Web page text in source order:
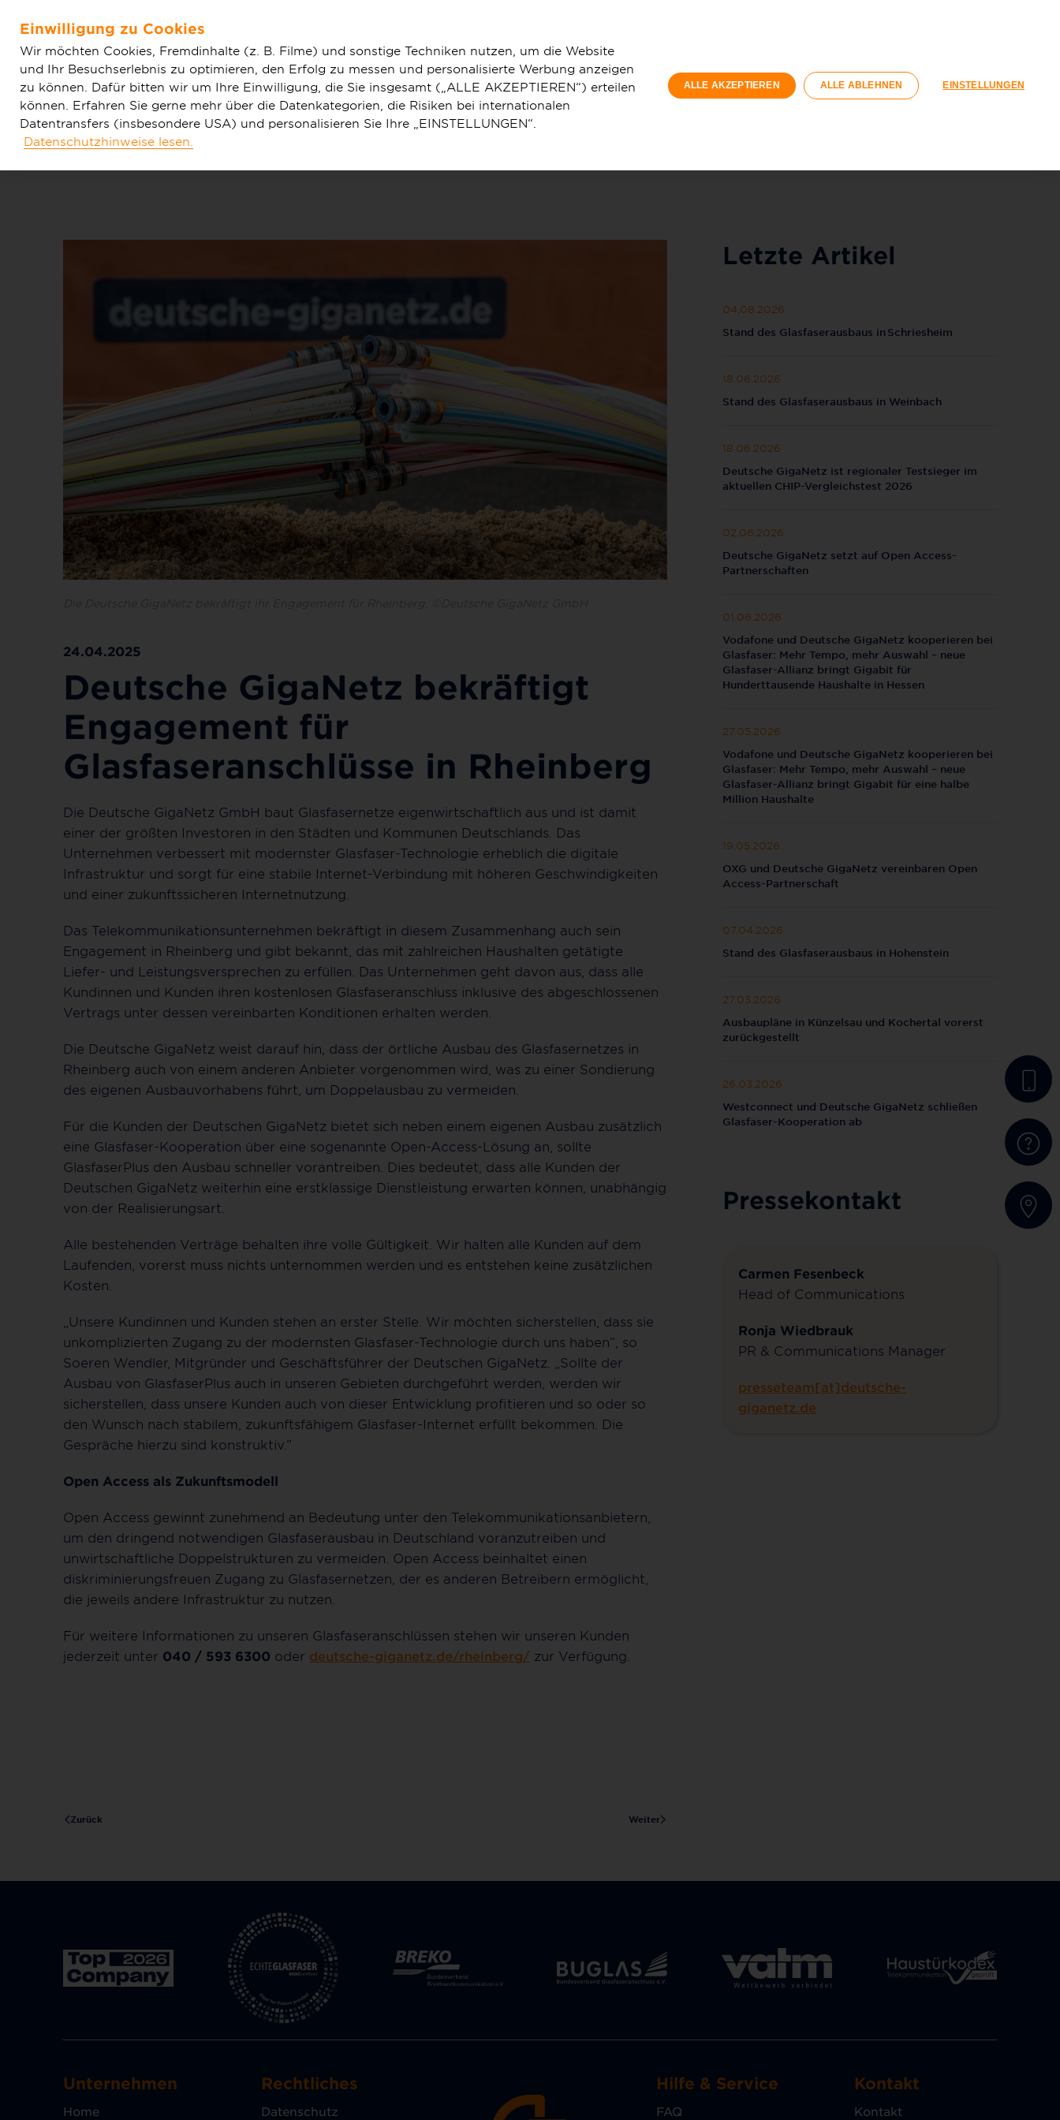
Zum Hauptinhalt springen
Rheinberg
Login
24.04.2025
Deutsche GigaNetz bekräftigt
Engagement für
Glasfaseranschlüsse in Rheinberg
Die Deutsche GigaNetz GmbH baut Glasfasernetze eigenwirtschaftlich aus und ist damit
einer der größten Investoren in den Städten und Kommunen Deutschlands. Das
Unternehmen verbessert mit modernster Glasfaser-Technologie erheblich die digitale
Infrastruktur und sorgt für eine stabile Internet-Verbindung mit höheren Geschwindigkeiten
und einer zukunftssicheren Internetnutzung.
Das Telekommunikationsunternehmen bekräftigt in diesem Zusammenhang auch sein
Engagement in Rheinberg und gibt bekannt, das mit zahlreichen Haushalten getätigte
Liefer- und Leistungsversprechen zu erfüllen. Das Unternehmen geht davon aus, dass alle
Kundinnen und Kunden ihren kostenlosen Glasfaseranschluss inklusive des abgeschlossenen
Vertrags unter dessen vereinbarten Konditionen erhalten werden.
Die Deutsche GigaNetz weist darauf hin, dass der örtliche Ausbau des Glasfasernetzes in
Rheinberg auch von einem anderen Anbieter vorgenommen wird, was zu einer Sondierung
des eigenen Ausbauvorhabens führt, um Doppelausbau zu vermeiden.
Für die Kunden der Deutschen GigaNetz bietet sich neben einem eigenen Ausbau zusätzlich
eine Glasfaser-Kooperation über eine sogenannte Open-Access-Lösung an, sollte
GlasfaserPlus den Ausbau schneller vorantreiben. Dies bedeutet, dass alle Kunden der
Deutschen GigaNetz weiterhin eine erstklassige Dienstleistung erwarten können, unabhängig
von der Realisierungsart.
Alle bestehenden Verträge behalten ihre volle Gültigkeit. Wir halten alle Kunden auf dem
Laufenden, vorerst muss nichts unternommen werden und es entstehen keine zusätzlichen
Kosten.
„Unsere Kundinnen und Kunden stehen an erster Stelle. Wir möchten sicherstellen, dass sie
unkomplizierten Zugang zu der modernsten Glasfaser-Technologie durch uns haben”, so
Soeren Wendler, Mitgründer und Geschäftsführer der Deutschen GigaNetz. „Sollte der
Ausbau von GlasfaserPlus auch in unseren Gebieten durchgeführt werden, werden wir
sicherstellen, dass unsere Kunden auch von dieser Entwicklung profitieren und so oder so
den Wunsch nach stabilem, zukunftsfähigem Glasfaser-Internet erfüllt bekommen. Die
Gespräche hierzu sind konstruktiv.”
Open Access als Zukunftsmodell
Open Access gewinnt zunehmend an Bedeutung unter den Telekommunikationsanbietern,
um den dringend notwendigen Glasfaserausbau in Deutschland voranzutreiben und
unwirtschaftliche Doppelstrukturen zu vermeiden. Open Access beinhaltet einen
diskriminierungsfreuen Zugang zu Glasfasernetzen, der es anderen Betreibern ermöglicht,
die jeweils andere Infrastruktur zu nutzen.
Für weitere Informationen zu unseren Glasfaseranschlüssen stehen wir unseren Kunden
jederzeit unter 040 / 593 6300 oder deutsche-giganetz.de/rheinberg/ zur Verfügung.
Zurück Weiter
Letzte Artikel
04.08.2026
Stand des Glasfaserausbaus in Schriesheim
18.06.2026
Stand des Glasfaserausbaus in Weinbach
18.06.2026
Deutsche GigaNetz ist regionaler Testsieger im
aktuellen CHIP-Vergleichstest 2026
02.06.2026
Deutsche GigaNetz setzt auf Open Access-
Partnerschaften
01.06.2026
Vodafone und Deutsche GigaNetz kooperieren bei
Glasfaser: Mehr Tempo, mehr Auswahl – neue
Glasfaser-Allianz bringt Gigabit für
Hunderttausende Haushalte in Hessen
27.05.2026
Vodafone und Deutsche GigaNetz kooperieren bei
Glasfaser: Mehr Tempo, mehr Auswahl – neue
Glasfaser-Allianz bringt Gigabit für eine halbe
Million Haushalte
19.05.2026
OXG und Deutsche GigaNetz vereinbaren Open
Access-Partnerschaft
07.04.2026
Stand des Glasfaserausbaus in Hohenstein
27.03.2026
Ausbaupläne in Künzelsau und Kochertal vorerst
zurückgestellt
26.03.2026
Westconnect und Deutsche GigaNetz schließen
Glasfaser-Kooperation ab
Pressekontakt
Carmen Fesenbeck
Head of Communications
Ronja Wiedbrauk
PR & Communications Manager
presseteam[at]deutsche-
giganetz.de
Unternehmen
Home
Rechtliches
Datenschutz
Hilfe & Service
FAQ
Kontakt
Kontakt
Einwilligung zu Cookies
Wir möchten Cookies, Fremdinhalte (z. B. Filme) und sonstige Techniken nutzen, um die Website
und Ihr Besuchserlebnis zu optimieren, den Erfolg zu messen und personalisierte Werbung anzeigen
zu können. Dafür bitten wir um Ihre Einwilligung, die Sie insgesamt („ALLE AKZEPTIEREN“) erteilen
können. Erfahren Sie gerne mehr über die Datenkategorien, die Risiken bei internationalen
Datentransfers (insbesondere USA) und personalisieren Sie Ihre „EINSTELLUNGEN“.
Datenschutzhinweise lesen.
ALLE AKZEPTIEREN ALLE ABLEHNEN EINSTELLUNGEN